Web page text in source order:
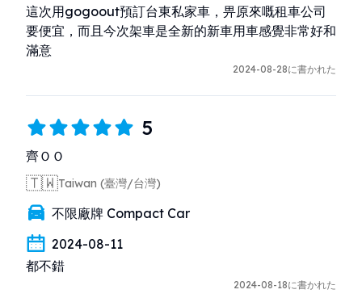
這次用gogoout預訂台東私家車，畀原來嘅租車公司
要便宜，而且今次架車是全新的新車用車感覺非常好和
滿意
2024-08-28に書かれた
5
齊ＯＯ
🇹🇼Taiwan (臺灣/台灣)
不限廠牌 Compact Car
2024-08-11
都不錯
2024-08-18に書かれた